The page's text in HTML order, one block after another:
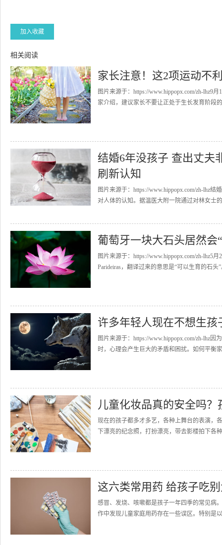
加入收藏
相关阅读
家长注意！这2项运动不
图片来源于：https://www.hippopx.com/zh-lhz9
家介绍，建议家长不要让正处于生长发育阶段
结婚6年没孩子 查出丈夫
刷新认知
图片来源于：https://www.hippopx.com/zh-lhz
对人体的认知。据温医大附一院通过对林女士
葡萄牙一块大石头居然会
图片来源于：https://www.hippopx.com/zh-lhz5
Parideiras，翻译过来的意思是“可以生育的石头
许多年轻人现在不想生
图片来源于：https://www.hippopx.com/zh-lhz
时，心理会产生巨大的矛盾和困扰。如何平衡
儿童化妆品真的安全吗
现在的孩子都多才多艺，各种上舞台的表演，
下漂亮的纪念照，打扮漂亮，带去影楼拍下各
这六类常用药 给孩子吃
感冒、发烧、咳嗽都是孩子一年四季的常见病
作中发现儿童家庭用药存在一些误区。特别是